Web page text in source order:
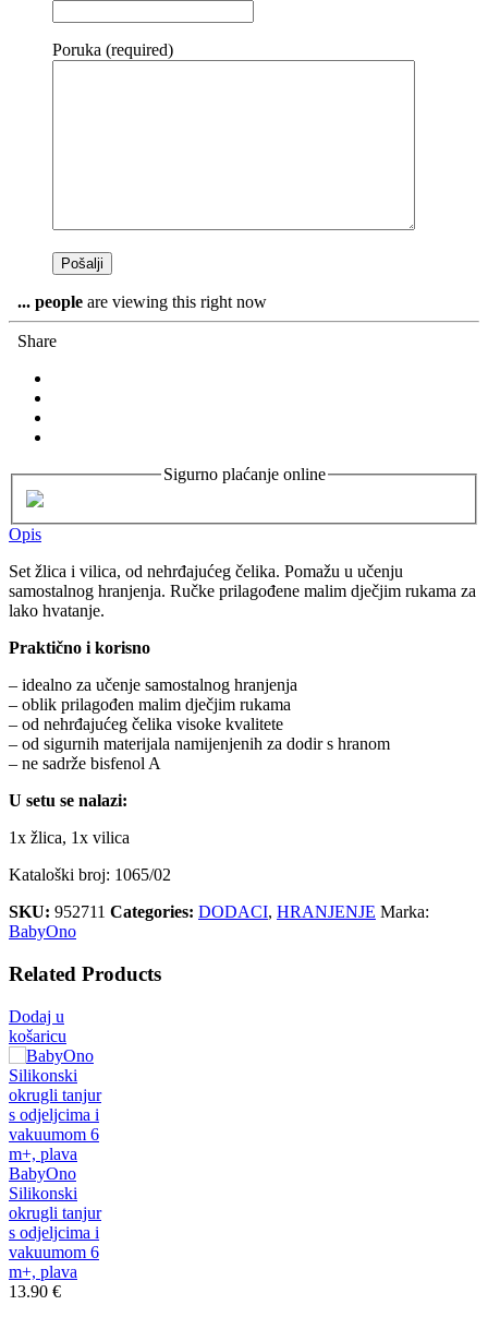
Poruka (required)
... people are viewing this right now
Share
Sigurno plaćanje online
Opis
Set žlica i vilica, od nehrđajućeg čelika. Pomažu u učenju
samostalnog hranjenja. Ručke prilagođene malim dječjim rukama za
lako hvatanje.
Praktično i korisno
– idealno za učenje samostalnog hranjenja
– oblik prilagođen malim dječjim rukama
– od nehrđajućeg čelika visoke kvalitete
– od sigurnih materijala namijenjenih za dodir s hranom
– ne sadrže bisfenol A
U setu se nalazi:
1x žlica, 1x vilica
Kataloški broj: 1065/02
SKU: 952711 Categories: DODACI, HRANJENJE Marka:
BabyOno
Related Products
Dodaj u
košaricu
BabyOno
Silikonski
okrugli tanjur
s odjeljcima i
vakuumom 6
m+, plava
13.90 €